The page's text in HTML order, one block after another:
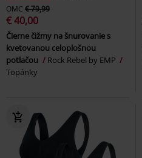
OMC € 79,99
€ 40,00
Čierne čižmy na šnurovanie s
kvetovanou celoplošnou
potlačou
Rock Rebel by EMP
Topánky